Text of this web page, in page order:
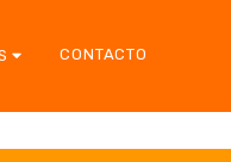
CONTACTO